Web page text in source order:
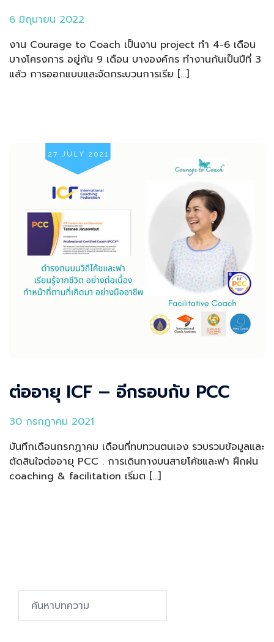
6 มิถุนายน 2022
งาน Courage to Coach เป็นงาน project ทำ 4-6 เดือน
บางโครงการ อยู่กัน 9 เดือน บางองค์กร ทำงานกันเป็นปีที่ 3
แล้ว การออกแบบและจัดกระบวนการเรีย […]
ต่ออายุ ICF – อีกรอบกับ PCC
30 กรกฎาคม 2021
บันทึกเดือนกรกฏาคม เดือนที่ทบทวนตนเอง รวบรวมข้อมูลและ
ตัดสินใจต่ออายุ PCC . การเดินทางบนสายโค้ชและฟา ฝึกฝน
coaching & facilitation เริ่มต […]
Search…